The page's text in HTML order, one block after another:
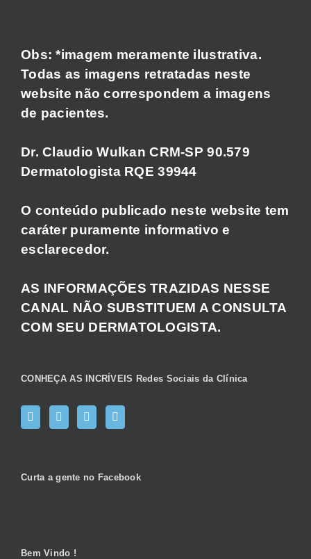
Obs: *imagem meramente ilustrativa.
Todas as imagens retratadas neste
website não correspondem a imagens
de pacientes.
Dr. Claudio Wulkan CRM-SP 90.579
Dermatologista RQE 39944
O conteúdo publicado neste website tem
caráter puramente informativo e
esclarecedor.
AS INFORMAÇÕES TRAZIDAS NESSE
CANAL NÃO SUBSTITUEM A CONSULTA
COM SEU DERMATOLOGISTA.
CONHEÇA AS INCRÍVEIS Redes Sociais da Clínica
Curta a gente no Facebook
Bem Vindo !